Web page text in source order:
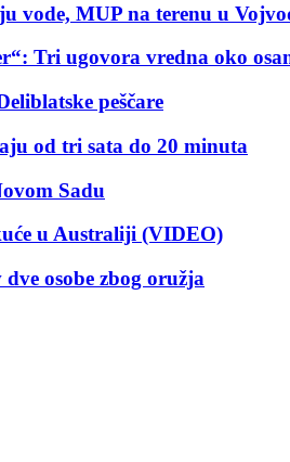
vode, MUP na terenu u
Tri ugovora vredna oko
peščare
od tri sata do 20 minuta
Sadu
u Australiji (VIDEO)
osobe zbog oružja